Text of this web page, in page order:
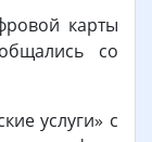
карты
со
услуги» с